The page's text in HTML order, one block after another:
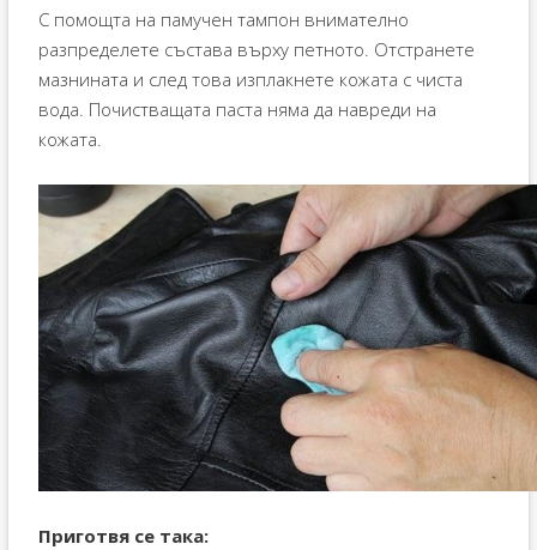
С помощта на памучен тампон внимателно
разпределете състава върху петното. Отстранете
мазнината и след това изплакнете кожата с чиста
вода. Почистващата паста няма да навреди на
кожата.
Приготвя се така: